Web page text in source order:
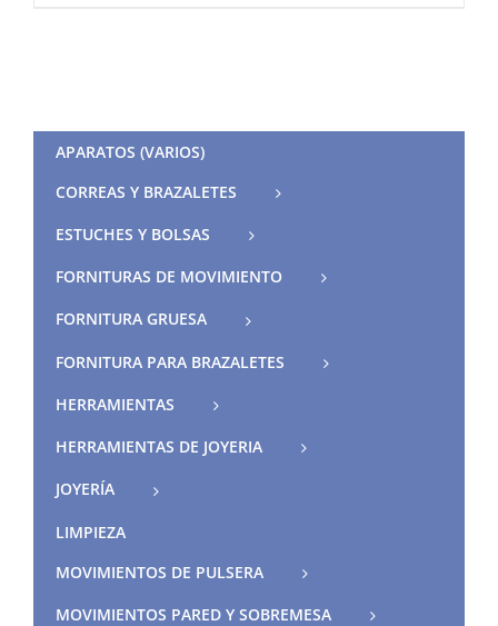
APARATOS (VARIOS)
CORREAS Y BRAZALETES
ESTUCHES Y BOLSAS
FORNITURAS DE MOVIMIENTO
FORNITURA GRUESA
FORNITURA PARA BRAZALETES
HERRAMIENTAS
HERRAMIENTAS DE JOYERIA
JOYERÍA
LIMPIEZA
MOVIMIENTOS DE PULSERA
MOVIMIENTOS PARED Y SOBREMESA